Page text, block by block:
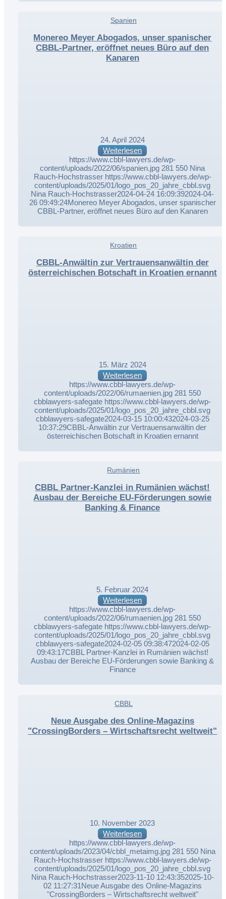
Monereo Meyer Abogados, unser spanischer
CBBL-Partner, eröffnet neues Büro auf den
Kanaren
Spanien
24. April 2024
Weiterlesen
https://www.cbbl-lawyers.de/wp-
content/uploads/2022/06/spanien.jpg 281 550 Nina
Rauch-Hochstrasser https://www.cbbl-lawyers.de/wp-
content/uploads/2025/01/logo_pos_20_jahre_cbbl.svg
Nina Rauch-Hochstrasser2024-04-24 16:09:392024-04-
26 09:49:24Monereo Meyer Abogados, unser spanischer
CBBL-Partner, eröffnet neues Büro auf den Kanaren
CBBL-Anwältin zur Vertrauensanwältin der
österreichischen Botschaft in Kroatien ernannt
Kroatien
15. März 2024
Weiterlesen
https://www.cbbl-lawyers.de/wp-
content/uploads/2022/06/rumaenien.jpg 281 550
cbblawyers-safegate https://www.cbbl-lawyers.de/wp-
content/uploads/2025/01/logo_pos_20_jahre_cbbl.svg
cbblawyers-safegate2024-03-15 10:00:432024-03-25
10:37:29CBBL-Anwältin zur Vertrauensanwältin der
österreichischen Botschaft in Kroatien ernannt
CBBL Partner-Kanzlei in Rumänien wächst!
Ausbau der Bereiche EU-Förderungen sowie
Banking & Finance
Rumänien
5. Februar 2024
Weiterlesen
https://www.cbbl-lawyers.de/wp-
content/uploads/2022/06/rumaenien.jpg 281 550
cbblawyers-safegate https://www.cbbl-lawyers.de/wp-
content/uploads/2025/01/logo_pos_20_jahre_cbbl.svg
cbblawyers-safegate2024-02-05 09:38:472024-02-05
09:43:17CBBL Partner-Kanzlei in Rumänien wächst!
Ausbau der Bereiche EU-Förderungen sowie Banking &
Finance
Neue Ausgabe des Online-Magazins
"CrossingBorders – Wirtschaftsrecht weltweit"
CBBL
10. November 2023
Weiterlesen
https://www.cbbl-lawyers.de/wp-
content/uploads/2023/04/cbbl_metaimg.jpg 281 550 Nina
Rauch-Hochstrasser https://www.cbbl-lawyers.de/wp-
content/uploads/2025/01/logo_pos_20_jahre_cbbl.svg
Nina Rauch-Hochstrasser2023-11-10 12:43:352025-10-
02 11:27:31Neue Ausgabe des Online-Magazins
"CrossingBorders – Wirtschaftsrecht weltweit"